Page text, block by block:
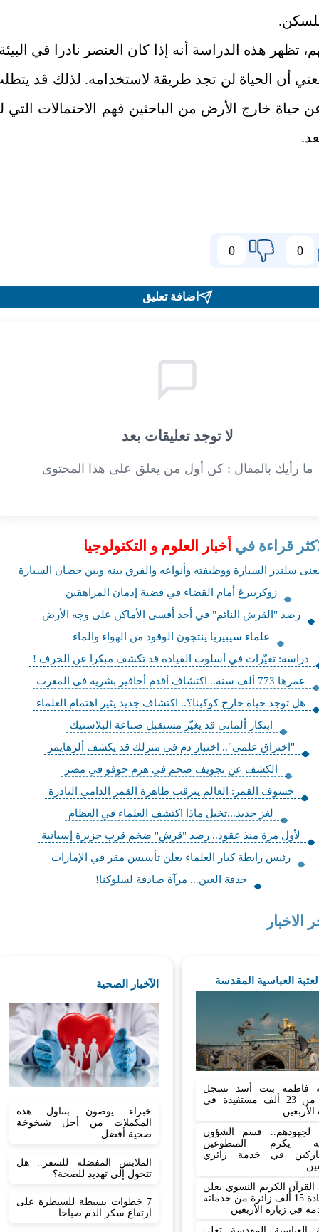
تظهر هذه الدراسة أنه إذا كان العنصر نادرا في
أن الحياة لن تجد طريقة لاستخدامه. لذلك قد
حياة خارج الأرض من الباحثين فهم الاحتمالات التي
0
0
اضافة تعليق
لا توجد تعليقات بعد
ما رأيك بالمقال : كن أول من يعلق على هذا المحتوى
قراءة في أخبار العلوم و التكنولوجيا
سلندر السيارة ووظيفته وأنواعه والفرق بينه وبين حصان السيارة
زوكربيرغ أمام القضاء في قضية إدمان المراهقين
رصد "القرش النائم" في أحد أقسى الأماكن على وجه الأرض
علماء سيبيريا ينتجون الوقود من الهواء والماء
دراسة: تغيّرات في أسلوب القيادة قد تكشف مبكرا عن الخرف !
عمرها 773 ألف سنة.. اكتشاف أقدم أحافير بشرية في المغرب
هل توجد حياة خارج كوكبنا؟.. اكتشاف جديد يثير اهتمام العلماء
ابتكار ألماني قد يغيّر مستقبل صناعة البلاستيك
"اختراق علمي".. اختبار دم في منزلك قد يكشف ألزهايمر
الكشف عن تجويف ضخم في هرم خوفو في مصر
خسوف القمر: العالم يترقب ظاهرة القمر الدامي النادرة
لغز جديد...تخيل ماذا اكتشف العلماء في العظام
لأول مرة منذ عقود.. رصد "قرش" ضخم قرب جزيرة إسبانية
رئيس رابطة كبار العلماء يعلن تأسيس مقر في الإمارات
حدقة العين... مرآة صادقة لسلوكنا!
الاخبار
العباسية المقدسة
فاطمة بنت أسد تسجل
أكثر من 23 ألف مستفيدة في
الأربعين
لجهودهم.. قسم الشؤون
يكرم المتطوعين
في خدمة زائري
القرآن الكريم النسوي يعلن
استفادة 15 ألف زائرة من خدماته
في زيارة الأربعين
الآخبار الصحية
خبراء يوصون بتناول هذه
المكملات من أجل شيخوخة
صحية أفضل
الملابس المفضلة للسفر.. هل
تتحول إلى تهديد للصحة؟
7 خطوات بسيطة للسيطرة على
ارتفاع سكر الدم صباحا